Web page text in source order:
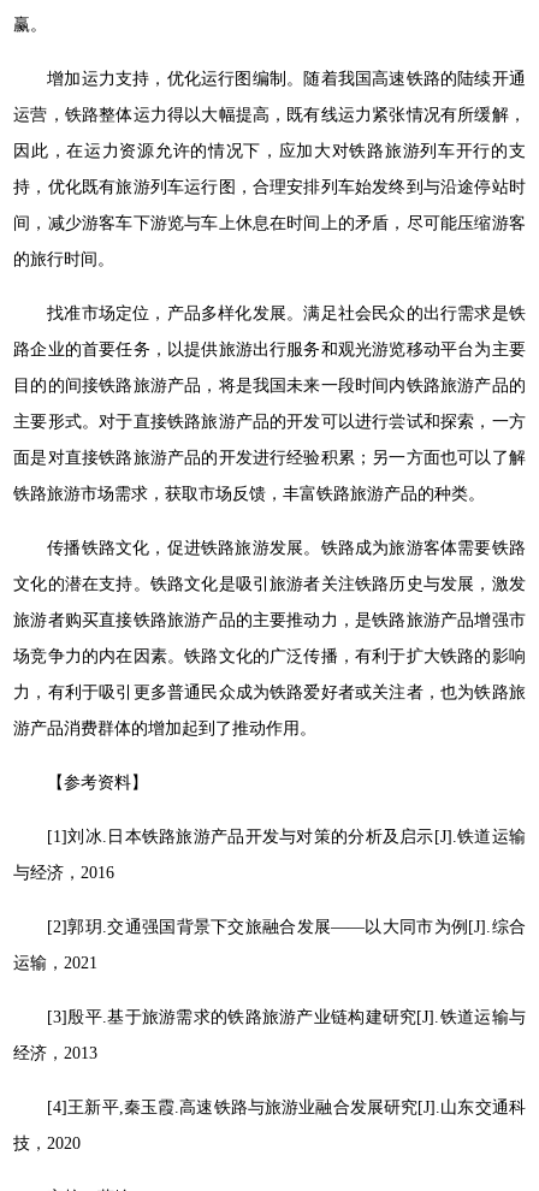
赢。
增加运力支持，优化运行图编制。随着我国高速铁路的陆续开通
运营，铁路整体运力得以大幅提高，既有线运力紧张情况有所缓解，
因此，在运力资源允许的情况下，应加大对铁路旅游列车开行的支
持，优化既有旅游列车运行图，合理安排列车始发终到与沿途停站时
间，减少游客车下游览与车上休息在时间上的矛盾，尽可能压缩游客
的旅行时间。
找准市场定位，产品多样化发展。满足社会民众的出行需求是铁
路企业的首要任务，以提供旅游出行服务和观光游览移动平台为主要
目的的间接铁路旅游产品，将是我国未来一段时间内铁路旅游产品的
主要形式。对于直接铁路旅游产品的开发可以进行尝试和探索，一方
面是对直接铁路旅游产品的开发进行经验积累；另一方面也可以了解
铁路旅游市场需求，获取市场反馈，丰富铁路旅游产品的种类。
传播铁路文化，促进铁路旅游发展。铁路成为旅游客体需要铁路
文化的潜在支持。铁路文化是吸引旅游者关注铁路历史与发展，激发
旅游者购买直接铁路旅游产品的主要推动力，是铁路旅游产品增强市
场竞争力的内在因素。铁路文化的广泛传播，有利于扩大铁路的影响
力，有利于吸引更多普通民众成为铁路爱好者或关注者，也为铁路旅
游产品消费群体的增加起到了推动作用。
【参考资料】
[1]刘冰.日本铁路旅游产品开发与对策的分析及启示[J].铁道运输
与经济，2016
[2]郭玥.交通强国背景下交旅融合发展——以大同市为例[J].综合
运输，2021
[3]殷平.基于旅游需求的铁路旅游产业链构建研究[J].铁道运输与
经济，2013
[4]王新平,秦玉霞.高速铁路与旅游业融合发展研究[J].山东交通科
技，2020